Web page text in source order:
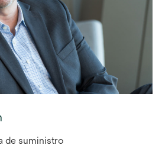
de suministro